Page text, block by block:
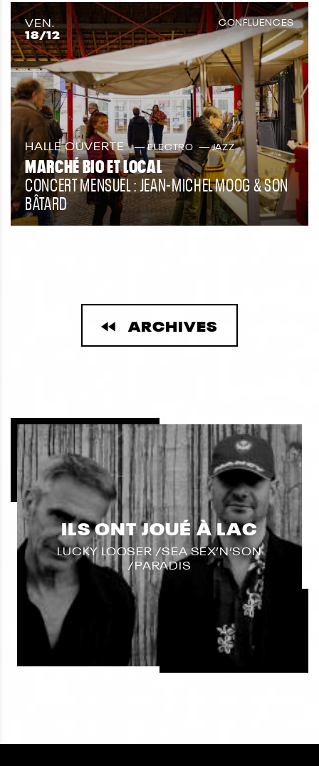
VEN.
18/12
CONFLUENCES
HALLE OUVERTE ELECTRO JAZZ
MARCHÉ BIO ET LOCAL
CONCERT MENSUEL : JEAN-MICHEL MOOG & SON
BÂTARD
ARCHIVES
ILS ONT JOUÉ À LAC
LUCKY LOOSER /SEA SEX’N’SON
/PARADIS